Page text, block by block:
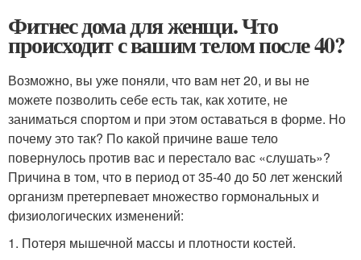
Фитнес дома для женщи. Что
происходит с вашим телом после 40?
Возможно, вы уже поняли, что вам нет 20, и вы не
можете позволить себе есть так, как хотите, не
заниматься спортом и при этом оставаться в форме. Но
почему это так? По какой причине ваше тело
повернулось против вас и перестало вас «слушать»?
Причина в том, что в период от 35-40 до 50 лет женский
организм претерпевает множество гормональных и
физиологических изменений:
1. Потеря мышечной массы и плотности костей.